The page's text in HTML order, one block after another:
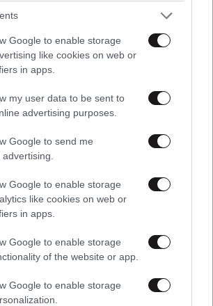
Google to enable storage
like cookies on web or
in apps.
my user data to be sent to
advertising purposes.
Google to send me
Google to enable storage
like cookies on web or
in apps.
Google to enable storage
of the website or app.
Google to enable storage
από το θανατηφόρο
Η στιγμή που το ΙΧ μπαίνει